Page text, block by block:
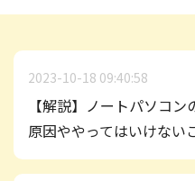
2023-10-18 09:40:58
【解説】ノートパソコ
原因ややってはいけない